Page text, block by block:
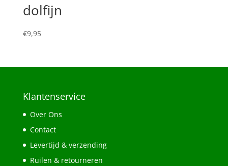
dolfijn
€9,95
Klantenservice
Over Ons
Contact
Levertijd & verzending
Ruilen & retourneren